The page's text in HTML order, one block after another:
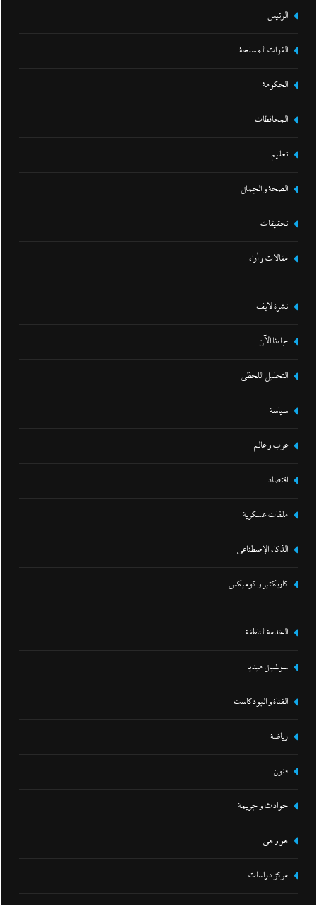
الرئيس
القوات المسلحة
الحكومة
المحافظات
تعليم
الصحة و الجمال
تحقيقات
مقالات و أراء
نشرة لايف
جاءنا الآن
التحليل اللحظي
سياسة
عرب و عالم
اقتصاد
ملفات عسكرية
الذكاء الإصطناعي
كاريكتير و كوميكس
الخدمة الناطقة
سوشيال ميديا
القناة و البودكاست
رياضة
فنون
حوادث و جريمة
هو و هي
مركز دراسات